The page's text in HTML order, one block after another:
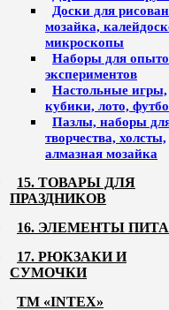
Доски для
мозайка,
микроскопы
Наборы для
экспериментов
Настольные игры,
кубики, лото,
Пазлы, наборы
творчества, холсты,
алмазная мозайка
15. ТОВАРЫ ДЛЯ
ПРАЗДНИКОВ
16. ЭЛЕМЕНТЫ
17. РЮКЗАКИ И
СУМОЧКИ
ТМ «INTEX»